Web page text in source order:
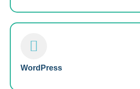
WordPress